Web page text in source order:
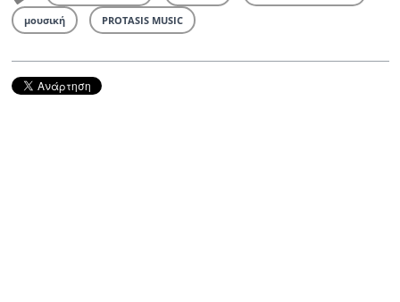
μουσική PROTASIS MUSIC